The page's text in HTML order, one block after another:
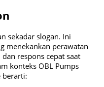
sekadar slogan. Ini
menekankan perawatan
respons cepat saat
konteks OBL Pumps
berarti: